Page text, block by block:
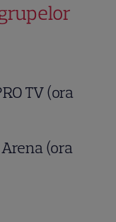
TV (ora
(ora